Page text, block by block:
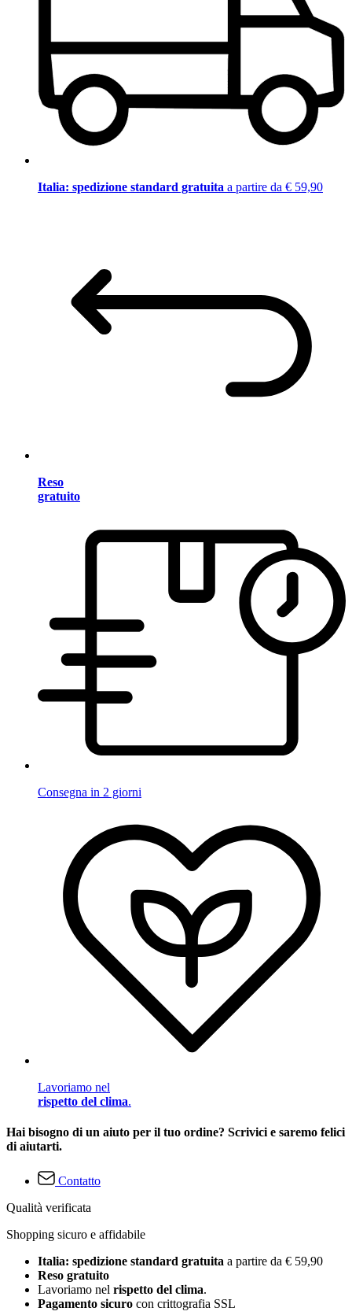
Italia: spedizione standard gratuita a partire da € 59,90
Reso
gratuito
Consegna in 2 giorni
Lavoriamo nel
rispetto del clima.
Hai bisogno di un aiuto per il tuo ordine? Scrivici e saremo felici
di aiutarti.
Contatto
Qualità verificata
Shopping sicuro e affidabile
Italia: spedizione standard gratuita a partire da € 59,90
Reso gratuito
Lavoriamo nel rispetto del clima.
Pagamento sicuro con crittografia SSL